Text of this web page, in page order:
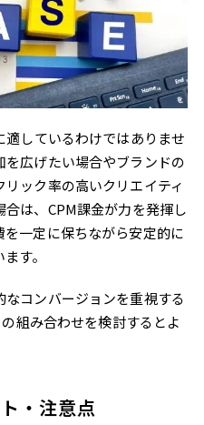
適しているわけではありませ
広げたい場合やブランドの
ック率の高いクリエイティ
は、CPM課金が力を発揮し
一定に保ちながら安定的に
す。
コンバージョンを重視する
組み合わせを検討するとよ
・注意点